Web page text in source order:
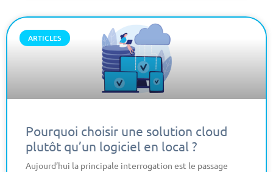
ARTICLES
Pourquoi choisir une solution cloud
plutôt qu’un logiciel en local ?
Aujourd’hui la principale interrogation est le passage